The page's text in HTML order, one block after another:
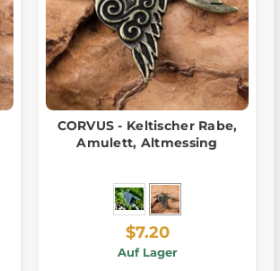
CORVUS - Keltischer Rabe,
Amulett, Altmessing
$7.20
Auf Lager